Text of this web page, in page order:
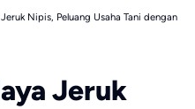
Nipis, Peluang Usaha Tani dengan
Jeruk